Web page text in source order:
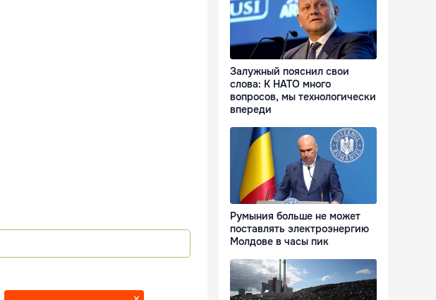
Залужный пояснил свои
слова: К НАТО много
вопросов, мы технологически
впереди
Румыния больше не может
поставлять электроэнергию
Молдове в часы пик